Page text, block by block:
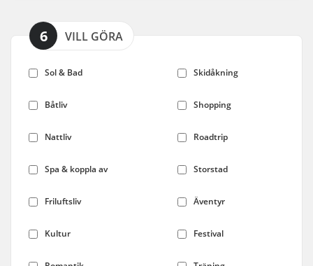
6 VILL GÖRA
Sol & Bad Skidåkning
Båtliv Shopping
Nattliv Roadtrip
Spa & koppla av Storstad
Friluftsliv Äventyr
Kultur Festival